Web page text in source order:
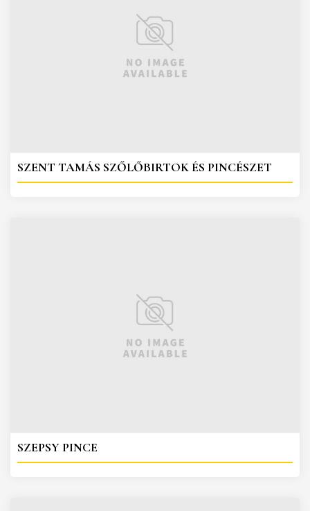
SZENT TAMÁS SZŐLŐBIRTOK ÉS PINCÉSZET
SZEPSY PINCE